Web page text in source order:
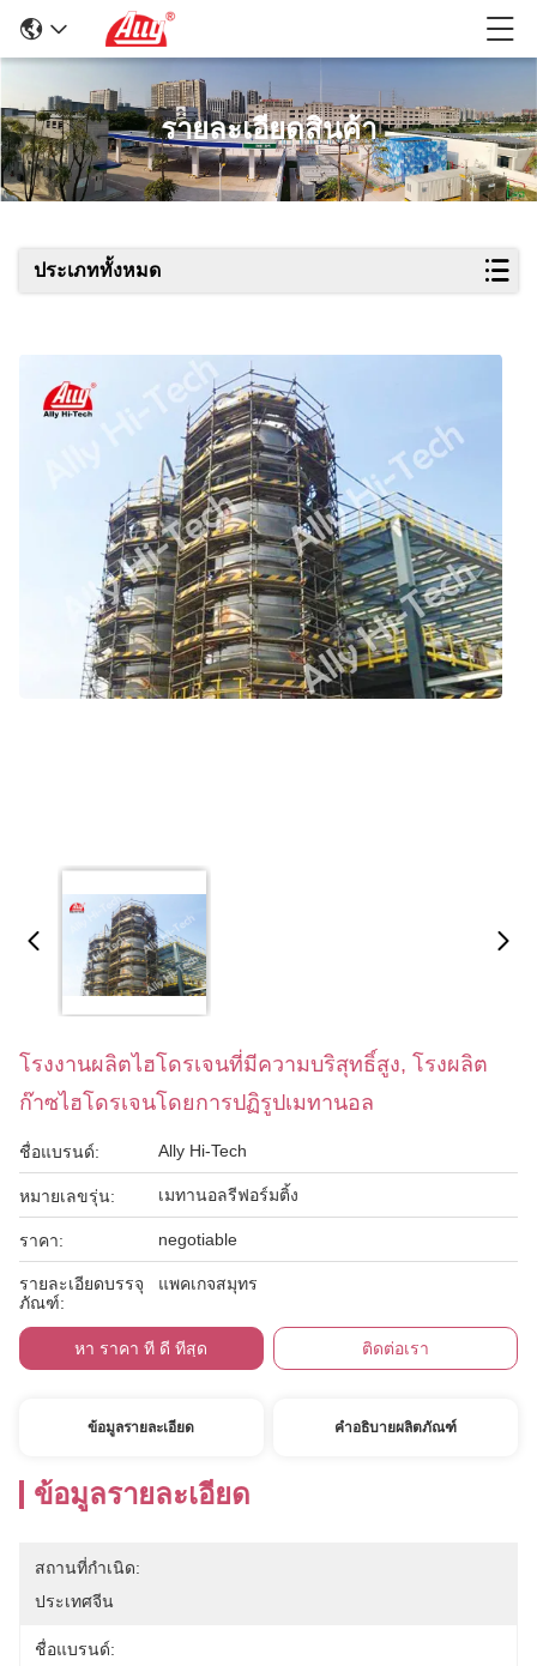
รายละเอียดสินค้า
ประเภททั้งหมด
โรงงานผลิตไฮโดรเจนที่มีความบริสุทธิ์สูง, โรงผลิต
ก๊าซไฮโดรเจนโดยการปฏิรูปเมทานอล
ชื่อแบรนด์: Ally Hi-Tech
หมายเลขรุ่น: เมทานอลรีฟอร์มติ้ง
ราคา: negotiable
รายละเอียดบรรจุ
ภัณฑ์:
แพคเกจสมุทร
หา ราคา ที่ ดี ที่สุด ติดต่อเรา
ข้อมูลรายละเอียด คำอธิบายผลิตภัณฑ์
ข้อมูลรายละเอียด
สถานที่กำเนิด:
ประเทศจีน
ชื่อแบรนด์: